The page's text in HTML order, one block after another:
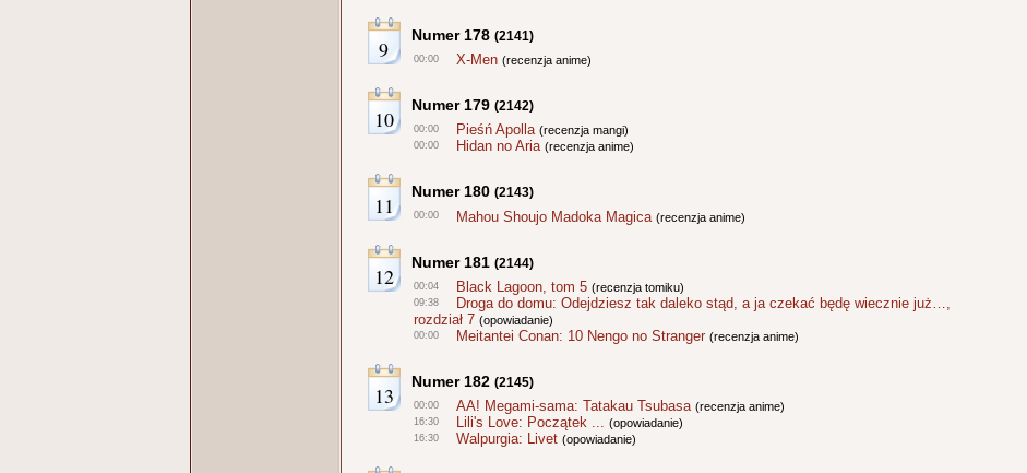
9
Numer 178 (2141)
00:00 X-Men (recenzja anime)
10
Numer 179 (2142)
00:00 Pieśń Apolla (recenzja mangi)
00:00 Hidan no Aria (recenzja anime)
11
Numer 180 (2143)
00:00 Mahou Shoujo Madoka Magica (recenzja anime)
12
Numer 181 (2144)
00:04 Black Lagoon, tom 5 (recenzja tomiku)
09:38
Droga do domu: Odejdziesz tak daleko stąd, a ja czekać będę wiecznie już…,
rozdział 7 (opowiadanie)
00:00 Meitantei Conan: 10 Nengo no Stranger (recenzja anime)
13
Numer 182 (2145)
00:00 AA! Megami-sama: Tatakau Tsubasa (recenzja anime)
16:30 Lili's Love: Początek ... (opowiadanie)
16:30 Walpurgia: Livet (opowiadanie)